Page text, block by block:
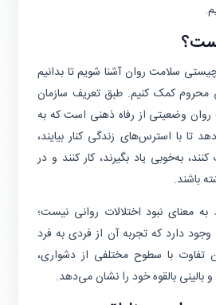
سلامت روان آشنا شویم تا بدانیم
محروم کمک کنیم. طبق تعریف سازمان
وضعیتی از رفاه ذهنی است که به
تا با استرس‌های زندگی کنار بیایند،
به‌خوبی یاد بگیرند، کار کنند و در
باشند.
معنای نبود اختلالات روانی نیست؛
دارد که تجربه آن از فردی به فرد
تفاوت با سطوح مختلفی از دشواری،
بالینی بالقوه خود را نشان می‌دهد.